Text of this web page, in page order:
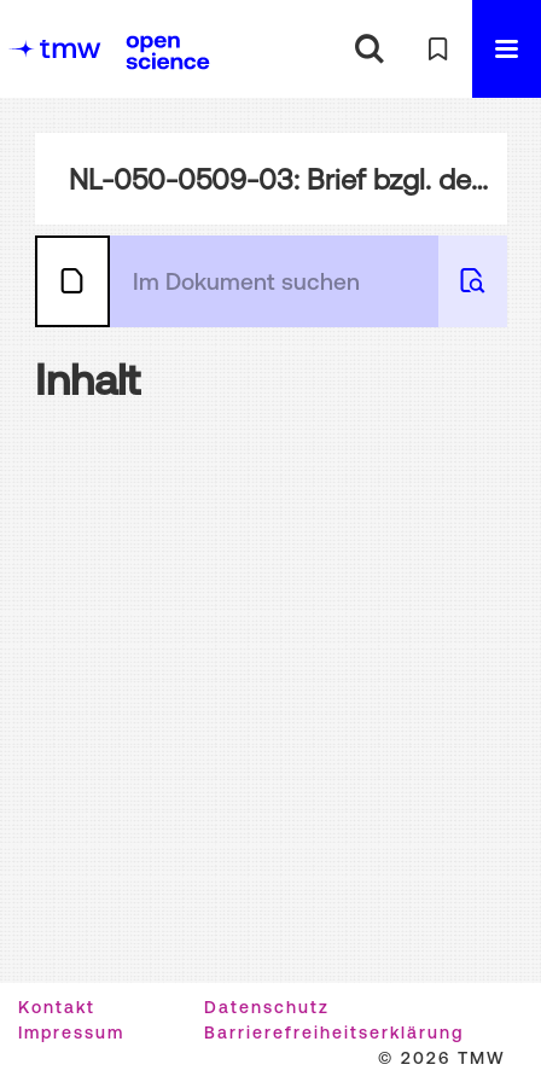
NL-050-0509-03: Brief bzgl. der Finanzierung der Expedition der Österreicher
Inhalt
Kontakt
Datenschutz
Impressum
Barrierefreiheitserklärung
© 2026 TMW